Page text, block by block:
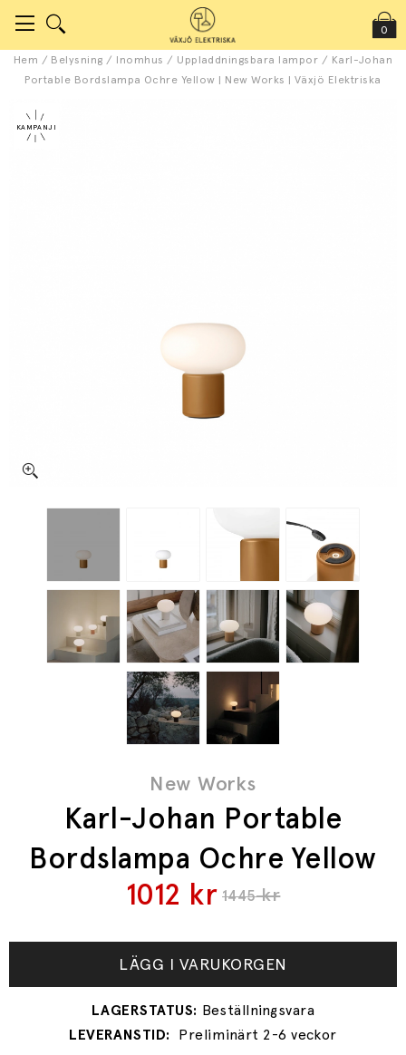
0
Hem / Belysning / Inomhus / Uppladdningsbara lampor / Karl-Johan
Portable Bordslampa Ochre Yellow | New Works | Växjö Elektriska
New Works
Karl-Johan Portable
Bordslampa Ochre Yellow
1445kr
1012 kr
LÄGG I VARUKORGEN
Preliminärt 2-6 veckor